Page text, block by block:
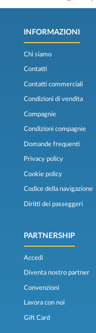
INFORMAZIONI
Chi siamo
Contatti
Contatti commerciali
Condizioni di vendita
Compagnie
Condizioni compagnie
Domande frequenti
Privacy policy
Cookie policy
Codice della navigazione
Diritti dei passeggeri
PARTNERSHIP
Accedi
Diventa nostro partner
Convenzioni
Lavora con noi
Gift Card